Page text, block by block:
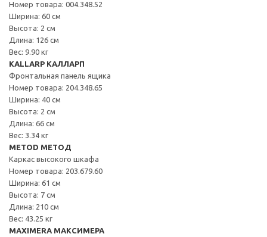
Номер товара: 004.348.52
Ширина: 60 см
Высота: 2 см
Длина: 126 см
Вес: 9.90 кг
KALLARP КАЛЛАРП
Фронтальная панель ящика
Номер товара: 204.348.65
Ширина: 40 см
Высота: 2 см
Длина: 66 см
Вес: 3.34 кг
METOD МЕТОД
Каркас высокого шкафа
Номер товара: 203.679.60
Ширина: 61 см
Высота: 7 см
Длина: 210 см
Вес: 43.25 кг
MAXIMERA МАКСИМЕРА